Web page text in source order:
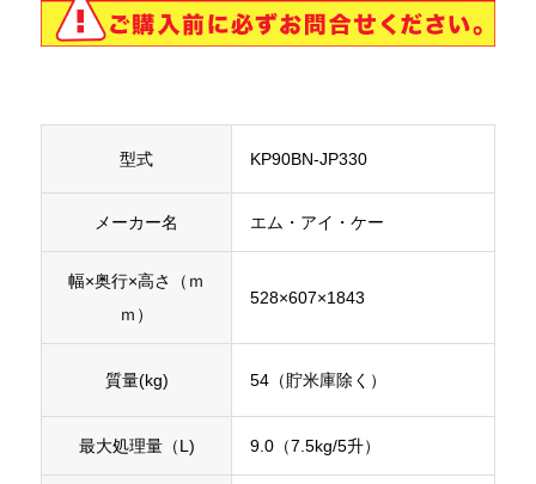
型式 KP90BN-JP330
メーカー名 エム・アイ・ケー
幅×奥行×高さ（ｍ
ｍ）
528×607×1843
質量(kg) 54（貯米庫除く）
最大処理量（L) 9.0（7.5kg/5升）